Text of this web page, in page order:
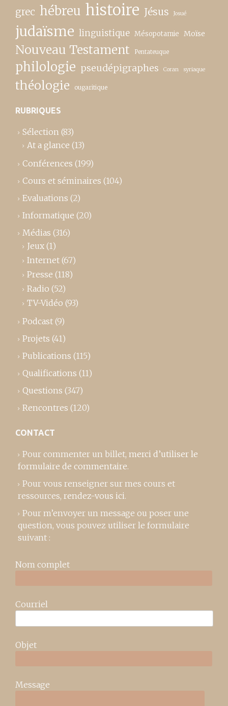
grec hébreu histoire Jésus Josué
judaïsme linguistique Mésopotamie Moïse
Nouveau Testament Pentateuque
philologie pseudépigraphes Coran syriaque
théologie ougaritique
RUBRIQUES
Sélection (83)
At a glance (13)
Conférences (199)
Cours et séminaires (104)
Evaluations (2)
Informatique (20)
Médias (316)
Jeux (1)
Internet (67)
Presse (118)
Radio (52)
TV-Vidéo (93)
Podcast (9)
Projets (41)
Publications (115)
Qualifications (11)
Questions (347)
Rencontres (120)
CONTACT
Pour commenter un billet, merci d’utiliser le
formulaire de commentaire.
Pour vous renseigner sur mes cours et
ressources, rendez-vous ici.
Pour m’envoyer un message ou poser une
question, vous pouvez utiliser le formulaire
suivant :
Nom complet
Courriel
Objet
Message